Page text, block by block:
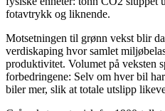
fotavtrykk og liknende.
Motsetningen til grønn vekst blir
verdiskaping hvor samlet
produktivitet. Volumet på veksten
forbedringene: Selv om hver bil
biler mer, slik at totale utslipp